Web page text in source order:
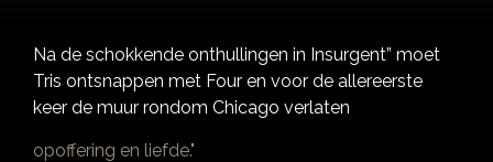
Na de schokkende onthullingen in Insurgent” moet
Tris ontsnappen met Four en voor de allereerste
keer de muur rondom Chicago verlaten
opoffering en liefde."